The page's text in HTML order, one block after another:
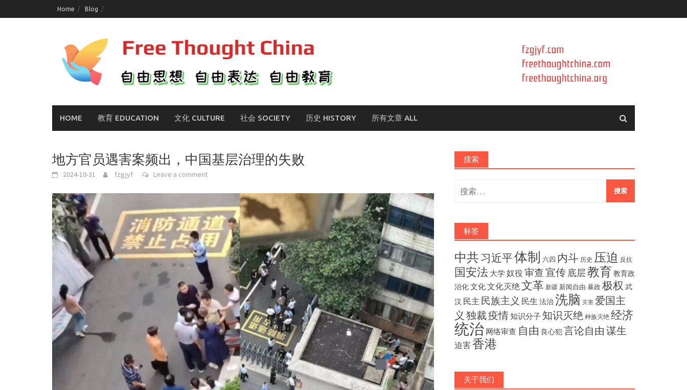
to
Home Blog
HOME 教育 EDUCATION 文化 CULTURE 社会 SOCIETY 历史 HISTORY 所有文章 ALL
地方官员遇害案频出，中国基层治理的失败
2024-10-31 fzgjyf Leave a comment
搜索
搜
索：
标签
中共习近平体制 六四 内斗 历史 压迫 反抗
国安法 大学 奴役 审查宣传底层教育 教育政
治化文化文化灭绝文革 新疆 新闻自由 暴政 极权 武
汉 民主 民族主义 民生 法治洗脑 灾害 爱国主
义 独裁疫情知识分子 知识灭绝 种族灭绝 经济
统治 网络审查 自由 良心犯言论自由 谋生
迫害香港
关于我们